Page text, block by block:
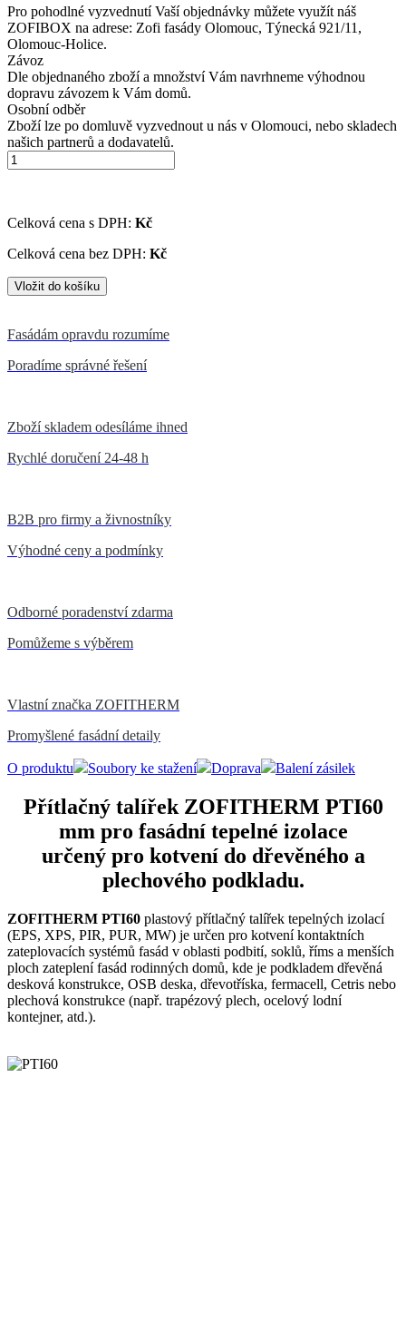
Pro pohodlné vyzvednutí Vaší objednávky můžete využít náš
ZOFIBOX na adrese: Zofi fasády Olomouc, Týnecká 921/11,
Olomouc-Holice.
Závoz
Dle objednaného zboží a množství Vám navrhneme výhodnou
dopravu závozem k Vám domů.
Osobní odběr
Zboží lze po domluvě vyzvednout u nás v Olomouci, nebo skladech
našich partnerů a dodavatelů.
Celková cena s DPH: Kč
Celková cena bez DPH: Kč
Fasádám opravdu rozumíme
Poradíme správné řešení
Zboží skladem odesíláme ihned
Rychlé doručení 24-48 h
B2B pro firmy a živnostníky
Výhodné ceny a podmínky
Odborné poradenství zdarma
Pomůžeme s výběrem
Vlastní značka ZOFITHERM
Promyšlené fasádní detaily
O produktu Soubory ke stažení Doprava Balení zásilek
Přítlačný talířek ZOFITHERM PTI60
mm pro fasádní tepelné izolace
určený pro kotvení do dřevěného a
plechového podkladu.
ZOFITHERM PTI60 plastový přítlačný talířek tepelných izolací
(EPS, XPS, PIR, PUR, MW) je určen pro kotvení kontaktních
zateplovacích systémů fasád v oblasti podbití, soklů, říms a menších
ploch zateplení fasád rodinných domů, kde je podkladem dřevěná
desková konstrukce, OSB deska, dřevotříska, fermacell, Cetris nebo
plechová konstrukce (např. trapézový plech, ocelový lodní
kontejner, atd.).